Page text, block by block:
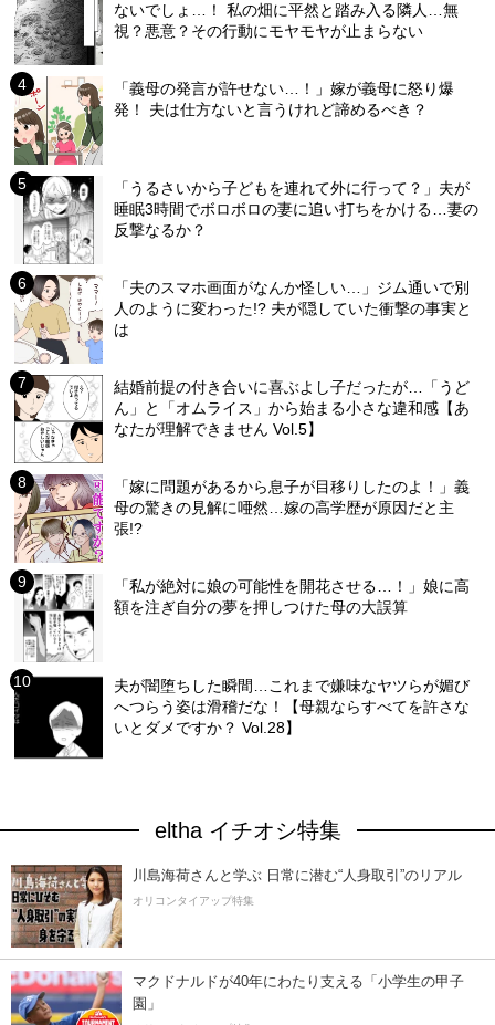
ないでしょ…！ 私の畑に平然と踏み入る隣人…無
視？悪意？その行動にモヤモヤが止まらない
「義母の発言が許せない…！」嫁が義母に怒り爆
発！ 夫は仕方ないと言うけれど諦めるべき？
「うるさいから子どもを連れて外に行って？」夫が
睡眠3時間でボロボロの妻に追い打ちをかける…妻の
反撃なるか？
「夫のスマホ画面がなんか怪しい…」ジム通いで別
人のように変わった!? 夫が隠していた衝撃の事実と
は
結婚前提の付き合いに喜ぶよし子だったが…「うど
ん」と「オムライス」から始まる小さな違和感【あ
なたが理解できません Vol.5】
「嫁に問題があるから息子が目移りしたのよ！」義
母の驚きの見解に唖然…嫁の高学歴が原因だと主
張!?
「私が絶対に娘の可能性を開花させる…！」娘に高
額を注ぎ自分の夢を押しつけた母の大誤算
夫が闇堕ちした瞬間…これまで嫌味なヤツらが媚び
へつらう姿は滑稽だな！【母親ならすべてを許さな
いとダメですか？ Vol.28】
eltha イチオシ特集
川島海荷さんと学ぶ 日常に潜む“人身取引”のリアル
オリコンタイアップ特集
マクドナルドが40年にわたり支える「小学生の甲子
園」